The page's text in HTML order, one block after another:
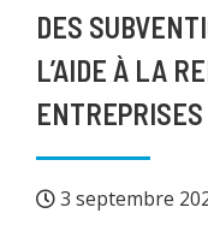
DES
L’AIDE À LA
ENTREPRISES
3 septembre